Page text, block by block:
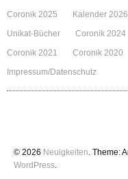
Coronik 2025
Kalender 2026
Unikat-Bücher
Coronik 2024
Coronik 2021
Coronik 2020
Impressum/Datenschutz
© 2026 Neuigkeiten. Theme:
WordPress.